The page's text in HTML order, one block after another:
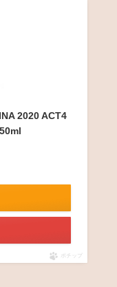
2020 ACT4
ポチップ